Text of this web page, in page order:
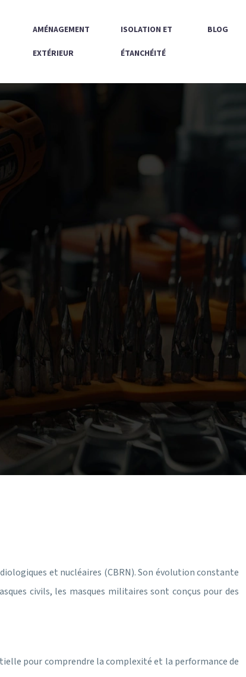
AMÉNAGEMENT
EXTÉRIEUR
ISOLATION ET
ÉTANCHÉITÉ
BLOG
et nucléaires (CBRN). Son évolution constante
civils, les masques militaires sont conçus pour des
pour comprendre la complexité et la performance de